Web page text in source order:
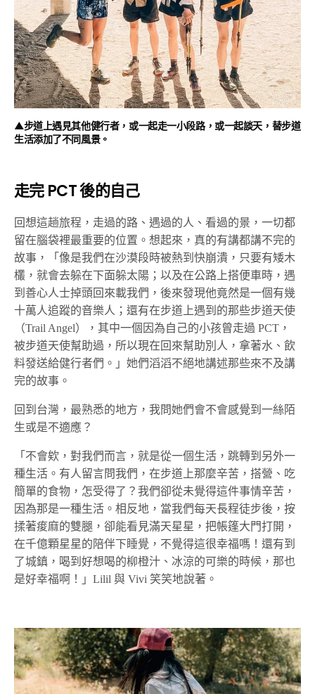
▲步道上遇見其他健行者，或一起走一小段路，或一起談天，替步道
生活添加了不同風景。
走完 PCT 後的自己
回想這趟旅程，走過的路、遇過的人、看過的景，一切都
留在腦袋裡最重要的位置。想起來，真的有講都講不完的
故事，「像是我們在沙漠段時被熱到快崩潰，只要有矮木
欉，就會去躲在下面躲太陽；以及在公路上搭便車時，遇
到善心人士掉頭回來載我們，後來發現他竟然是一個有幾
十萬人追蹤的音樂人；還有在步道上遇到的那些步道天使
（Trail Angel），其中一個因為自己的小孩曾走過 PCT，
被步道天使幫助過，所以現在回來幫助別人，拿著水、飲
料發送給健行者們。」她們滔滔不絕地講述那些來不及講
完的故事。
回到台灣，最熟悉的地方，我問她們會不會感覺到一絲陌
生或是不適應？
「不會欸，對我們而言，就是從一個生活，跳轉到另外一
種生活。有人留言問我們，在步道上那麼辛苦，搭營、吃
簡單的食物，怎受得了？我們卻從未覺得這件事情辛苦，
因為那是一種生活。相反地，當我們每天長程徒步後，按
揉著痠麻的雙腿，卻能看見滿天星星，把帳篷大門打開，
在千億顆星星的陪伴下睡覺，不覺得這很幸福嗎！還有到
了城鎮，喝到好想喝的柳橙汁、冰涼的可樂的時候，那也
是好幸福啊！」Lilil 與 Vivi 笑笑地說著。